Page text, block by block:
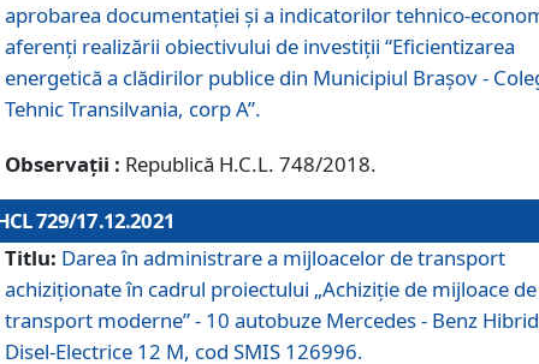
aprobarea documentației și a indicatorilor tehnico-
aferenți realizării obiectivului de investiții “Eficientizarea
energetică a clădirilor publice din Municipiul Brașov -
Tehnic Transilvania, corp A”.
Observații : Republică H.C.L. 748/2018.
729/17.12.2021
Titlu: Darea în administrare a mijloacelor de transport
achiziționate în cadrul proiectului „Achiziţie de mijloace de
transport moderne” - 10 autobuze Mercedes - Benz Hibrid
Disel-Electrice 12 M, cod SMIS 126996.